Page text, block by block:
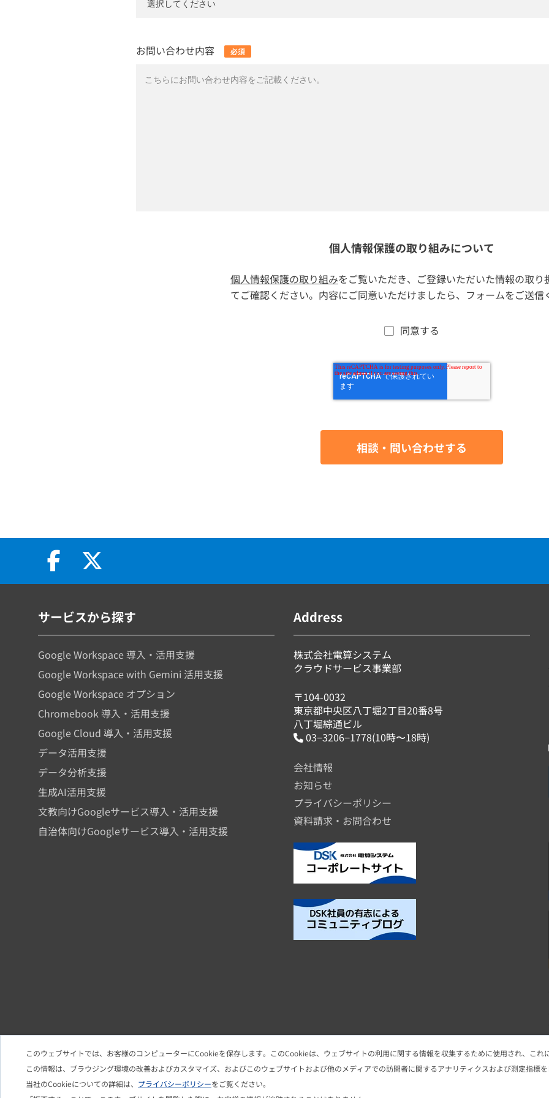
このウェブサイトでは、お客様のコンピューターにCookieを保存します。このCookieは、ウェブサイトの利用に関する情報を収集するために使用され、これ
この情報は、ブラウジング環境の改善およびカスタマイズ、およびこのウェブサイトおよび他のメディアでの訪問者に関するアナリティクスおよび測定指標を
当社のCookieについての詳細は、 プライバシーポリシーをご覧ください。
お問い合わせ内容
個人情報保護の取り組みについて
個人情報保護の取り組みをご覧いただき、ご登録いただいた情報の取り
てご確認ください。内容にご同意いただけましたら、フォームをご送信
同意する
サービスから探す
Google Workspace 導入・活用支援
Google Workspace with Gemini 活用支援
Google Workspace オプション
Chromebook 導入・活用支援
Google Cloud 導入・活用支援
データ活用支援
データ分析支援
生成AI活用支援
文教向けGoogleサービス導入・活用支援
自治体向けGoogleサービス導入・活用支援
Address
株式会社電算システム
クラウドサービス事業部
〒104-0032
東京都中央区八丁堀2丁目20番8号
八丁堀綜通ビル
03−3206−1778(10時〜18時)
会社情報
お知らせ
プライバシーポリシー
資料請求・お問合わせ